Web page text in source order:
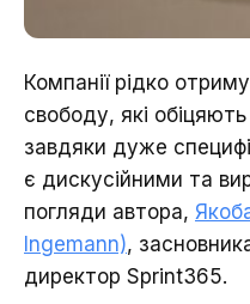
Компанії рідко
свободу, які
завдяки дуже
є дискусійними та
погляди автора,
Ingemann),
директор Sprint365.